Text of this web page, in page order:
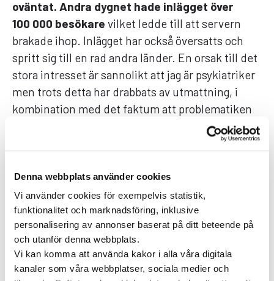
Denna webbplats använder cookies
Vi använder cookies för exempelvis statistik,
funktionalitet och marknadsföring, inklusive
personalisering av annonser baserat på ditt beteende på
och utanför denna webbplats.
Vi kan komma att använda kakor i alla våra digitala
kanaler som våra webbplatser, sociala medier och
oväntat. Andra dygnet hade inlägget över
100 000 besökare vilket ledde till att servern
brakade ihop. Inlägget har också översatts och
spritt sig till en rad andra länder. En orsak till det
stora intresset är sannolikt att jag är psykiatriker
men trots detta har drabbats av utmattning, i
kombination med det faktum att problematiken
ökar. Men det här kom ändå som en stor chock.
– Jag startade ju bloggen mest för min egen
skull egentligen. Dessutom handlar den inte
antyder allmänt om en psykiatrikers funderingar.
Det finns dock otroligt mycket mer att skriva om
utmattning, men här utgick jag ifrån mig själv.
Gav det enorma intresset för bloggen idén till